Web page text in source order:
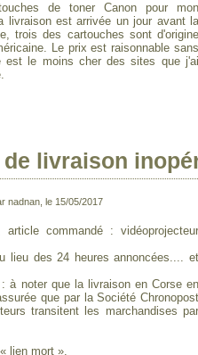
de toner Canon pour mon
livraison est arrivée un jour avant la
trois des cartouches sont d'origine
Le prix est raisonnable sans
est le moins cher des sites que j'ai
livraison
nadnan, le 15/05/2017
commandé : vidéoprojecteur
lieu des 24 heures annoncées.... et
à noter que la livraison en Corse en
que par la Société Chronopost
transitent les marchandises par
lien mort ».